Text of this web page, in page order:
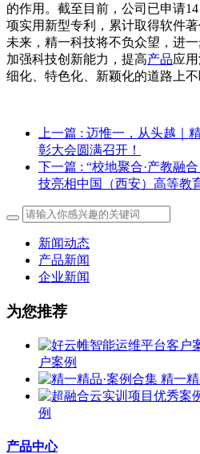
的作用。截至目前，公司已申请
项实用新型专利，累计取得软件著
未来，精一科技将不负众望，进
加强科技创新能力，提高产品应
细化、特色化、新颖化的道路上不
上一篇 : 迈惟一，从头越｜
彰大会圆满召开！
下一篇 : “校地聚合·产教融
技亮相中国（西安）高等教
新闻动态
产品新闻
企业新闻
为您推荐
户案例
精一
例
产品中心